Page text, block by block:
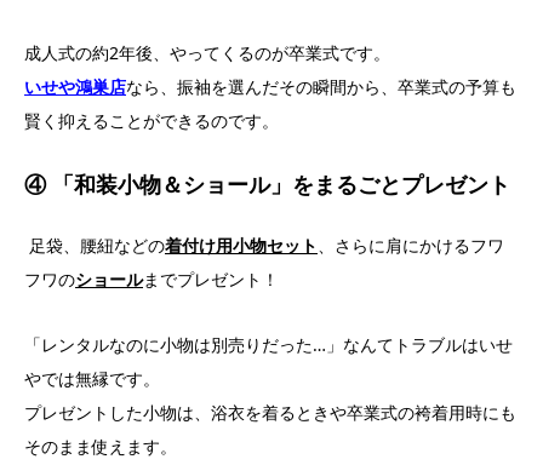
成人式の約2年後、やってくるのが卒業式です。
いせや鴻巣店なら、振袖を選んだその瞬間から、卒業式の予算も
賢く抑えることができるのです。
④ 「和装小物＆ショール」をまるごとプレゼント
足袋、腰紐などの着付け用小物セット
、さらに肩にかけるフワ
フワのショールまでプレゼント！
「レンタルなのに小物は別売りだった…」なんてトラブルはいせ
やでは無縁です。
プレゼントした小物は、浴衣を着るときや卒業式の袴着用時にも
そのまま使えます。